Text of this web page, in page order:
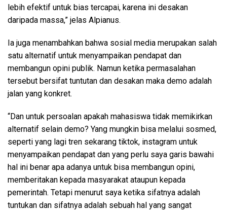
lebih efektif untuk bias tercapai, karena ini desakan
daripada massa,” jelas Alpianus.
Ia juga menambahkan bahwa sosial media merupakan salah
satu alternatif untuk menyampaikan pendapat dan
membangun opini publik. Namun ketika permasalahan
tersebut bersifat tuntutan dan desakan maka demo adalah
jalan yang konkret.
“Dan untuk persoalan apakah mahasiswa tidak memikirkan
alternatif selain demo? Yang mungkin bisa melalui sosmed,
seperti yang lagi tren sekarang tiktok, instagram untuk
menyampaikan pendapat dan yang perlu saya garis bawahi
hal ini benar apa adanya untuk bisa membangun opini,
memberitakan kepada masyarakat ataupun kepada
pemerintah. Tetapi menurut saya ketika sifatnya adalah
tuntukan dan sifatnya adalah sebuah hal yang sangat